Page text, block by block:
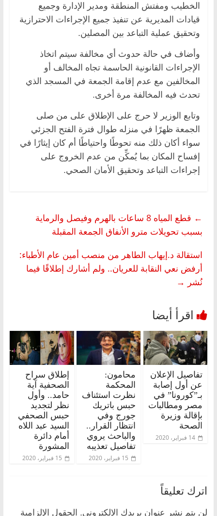
الخطيب ومفتش المنطقة ومدير الإدارة وجميع
قيادات المديرية عن تنفيذ جميع الإجراءات الاحترازية
وتحقيق عملية التباعد بين المصلين.
وأضاف في حالة حدوث أي مخالفة سيتم اتخاذ
الإجراءات القانونية الحاسمة تجاه المخالف أو
المخالفين مع عدم إقامة الجمعة في المسجد الذي
تحدث فيه المخالفة مرة أخرى.
وتابع الوزير لا حرج على الإطلاق على من صلى
الجمعة ظهرًا في منزله طوال فترة الفتح الجزئي
سواء أكان ذلك منه تحوطًا واحتياطًا أم كان إيثارًا في
إفساح المكان بما يُمكِّن من عدم الخروج على
إجراءات التباعد وتحقيق الأمان الصحي.
←
قطع المياه 8 ساعات بالهرم وفيصل والرماية
بسبب تحويلات مترو الأنفاق الجمعة المقبلة
استقالة د.إيهاب الطاهر من منصب أمين عام الأطباء:
أرفض نعي النقابة للعريان.. ولم أشارك إطلاقًا فيما
نُشر →
تفاصيل الإعلان
عن أول إصابة
بـ”كورونا” في
مصر ومطالبات
بإقالة وزيرة
الصحة
14 فبراير، 2020
محامون:
المحكمة
نظرت استئناف
حبس باتريك
جورج وفي
انتظار القرار..
والباحث يروي
تفاصيل تعذيبه
15 فبراير، 2020
إطلاق سراح
الصحفية آية
حامد.. وأول
نظر لتجديد
حبس الصحفي
السيد عبد اللاه
أمام دائرة
المشورة
15 فبراير، 2020
اترك تعليقاً
لن يتم نشر عنوان بريدك الإلكتروني. الحقول الإلزامية